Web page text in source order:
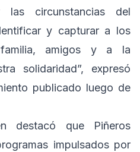
circunstancias del
y capturar a los
amigos y a la
solidaridad”, expresó
publicado luego de
destacó que Piñeros
impulsados por